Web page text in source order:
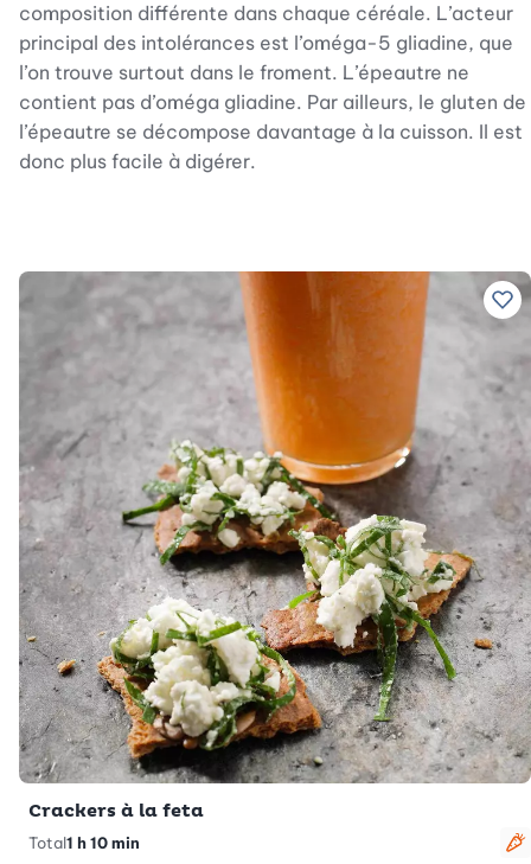
composition différente dans chaque céréale. L’acteur
principal des intolérances est l’oméga-5 gliadine, que
l’on trouve surtout dans le froment. L’épeautre ne
contient pas d’oméga gliadine. Par ailleurs, le gluten de
l’épeautre se décompose davantage à la cuisson. Il est
donc plus facile à digérer.
Crackers à la feta
Total1 h 10 min